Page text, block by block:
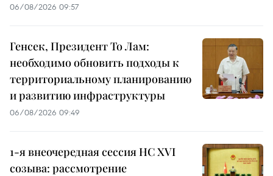
06/08/2026 09:57
Генсек, Президент То Лам:
необходимо обновить подходы к
территориальному планированию
и развитию инфраструктуры
06/08/2026 09:49
1-я внеочередная сессия НС XVI
созыва: рассмотрение